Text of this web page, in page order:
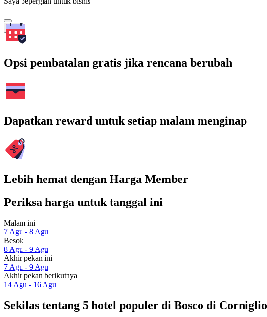
Cari
Opsi pembatalan gratis jika rencana berubah
Dapatkan reward untuk setiap malam menginap
Lebih hemat dengan Harga Member
Periksa harga untuk tanggal ini
Malam ini
7 Agu - 8 Agu
Besok
8 Agu - 9 Agu
Akhir pekan ini
7 Agu - 9 Agu
Akhir pekan berikutnya
14 Agu - 16 Agu
Sekilas tentang 5 hotel populer di Bosco di Corniglio